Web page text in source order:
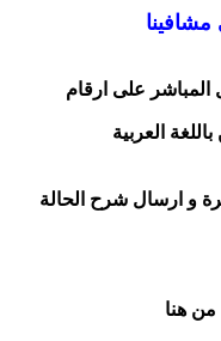
المباشر على ارقام
العربية
و ارسال شرح الحالة
هنا